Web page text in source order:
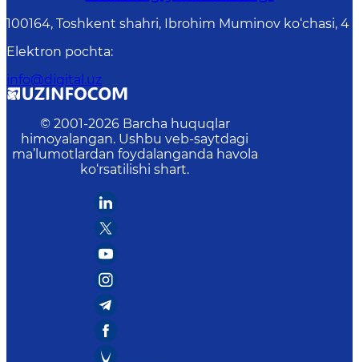
100164, Toshkent shahri, Ibrohim Muminov ko‘chasi, 4
Elektron pochta:
info@digital.uz
© 2001-2026 Barcha huquqlar
himoyalangan. Ushbu veb-saytdagi
ma’lumotlardan foydalanganda havola
ko‘rsatilishi shart.